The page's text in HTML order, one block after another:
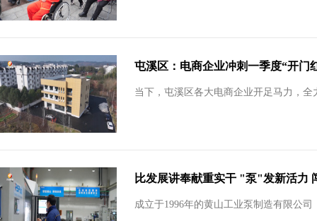
屯溪区：电商企业冲刺一季度“开门
当下，屯溪区各大电商企业开足马力，全
比发展讲奉献重实干 "泵"发新活力
成立于1996年的黄山工业泵制造有限公